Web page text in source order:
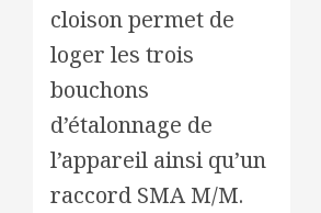
cloison permet de
loger les trois
bouchons
d’étalonnage de
l’appareil ainsi qu’un
raccord SMA M/M.